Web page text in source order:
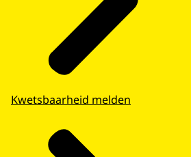
Kwetsbaarheid melden